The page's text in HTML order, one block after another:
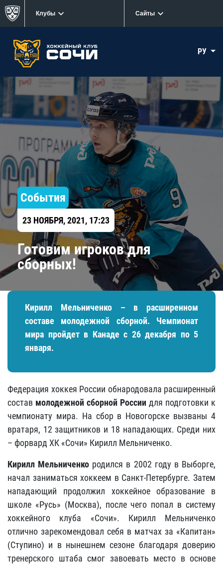
Клубы Сайты
РУ
События
23 НОЯБРЯ, 2021, 17:23
Готовим игроков для
сборных!
Кирилл Мельниченко – в расширенном
составе молодежной сборной. Чемпионат
мира пройдет в Канаде с 26 декабря по 5
января.
Федерация хоккея России обнародовала расширенный
состав молодежной сборной России для подготовки к
чемпионату мира. На сбор в Новогорске вызваны 4
вратаря, 12 защитников и 18 нападающих. Среди них
– форвард ХК «Сочи» Кирилл Мельниченко.
Кирилл Мельниченко родился в 2002 году в Выборге,
начал заниматься хоккеем в Санкт-Петербурге. Затем
нападающий продолжил хоккейное образование в
школе «Русь» (Москва), после чего попал в систему
хоккейного клуба «Сочи». Кирилл Мельниченко
отлично зарекомендовал себя в матчах за «Капитан»
(Ступино) и в нынешнем сезоне благодаря доверию
тренерского штаба смог завоевать место в основе